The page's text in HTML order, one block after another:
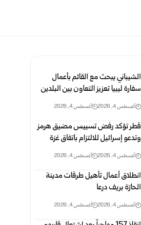
الشيباني يبحث مع القائم بأعمال
سفارة ليبيا تعزيز التعاون بين البلدين
أغسطس 4, 2026 أغسطس 4, 2026
قطر تؤكد رفض تسييس مضيق هرمز
وتدعو إسرائيل للالتزام باتفاق غزة
أغسطس 4, 2026 أغسطس 4, 2026
انطلاق أعمال تأهيل طرقات مدينة
الحارّة بريف درعا
أغسطس 4, 2026 أغسطس 4, 2026